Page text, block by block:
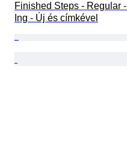
Finished Steps - Regular -
Ing - Új és címkével